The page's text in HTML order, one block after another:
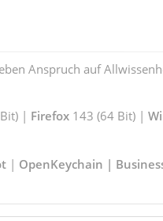
Anspruch auf
| Firefox143 (64 Bit) |
| OpenKeychain |